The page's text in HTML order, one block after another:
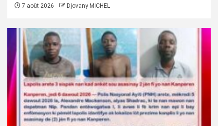
7 août 2026 Djovany MICHEL